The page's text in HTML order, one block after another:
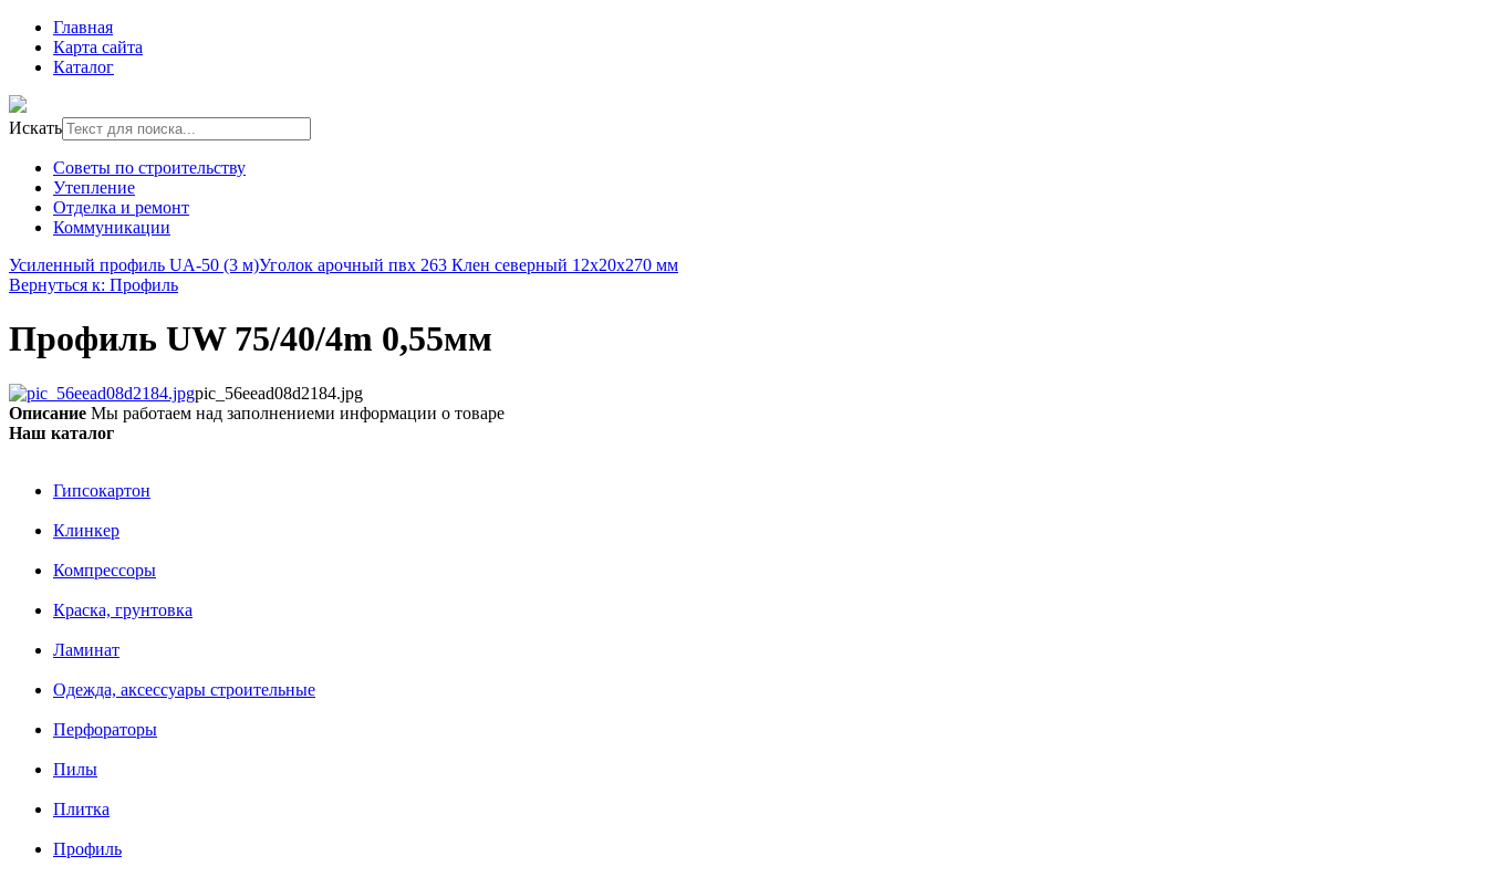
Главная
Карта сайта
Каталог
Искать
Советы по строительству
Утепление
Отделка и ремонт
Коммуникации
Усиленный профиль UA-50 (3 м)Уголок арочный пвх 263 Клен северный 12х20х270 мм
Вернуться к: Профиль
Профиль UW 75/40/4m 0,55мм
pic_56eead08d2184.jpg
Описание Мы работаем над заполнениеми информации о товаре
Наш каталог
Гипсокартон
Клинкер
Компрессоры
Краска, грунтовка
Ламинат
Одежда, аксессуары строительные
Перфораторы
Пилы
Плитка
Профиль